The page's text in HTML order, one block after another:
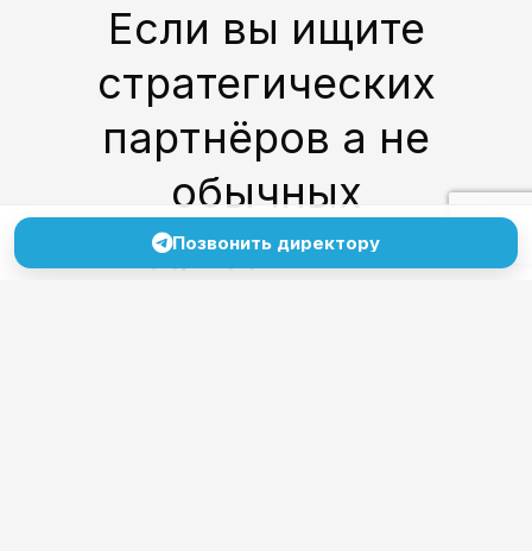
Если вы ищите
стратегических
партнёров а не
обычных
подрядчиков —
Позвонить директору